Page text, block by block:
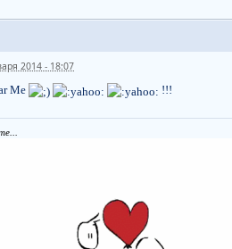
2014 - 18:07
Me !!!